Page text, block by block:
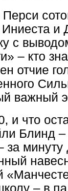
Перси
Иниеста
с
– кто
отчие
важный
и что
Блинд –
минуту
– в